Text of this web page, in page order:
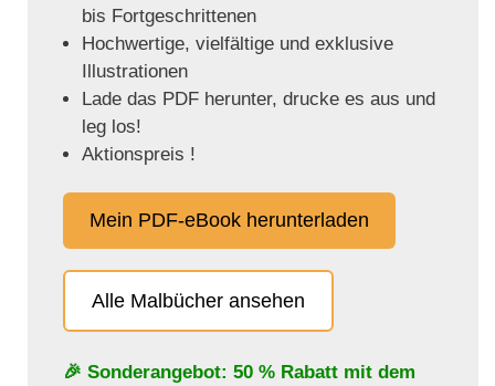
bis Fortgeschrittenen
Hochwertige, vielfältige und exklusive
Illustrationen
Lade das PDF herunter, drucke es aus und
leg los!
Aktionspreis !
Mein PDF-eBook herunterladen
Alle Malbücher ansehen
🎉 Sonderangebot: 50 % Rabatt mit dem